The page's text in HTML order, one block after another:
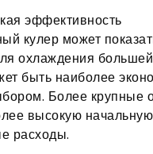
эффективность
кулер может
охлаждения
быть наиболее
Более крупные
высокую
расходы.